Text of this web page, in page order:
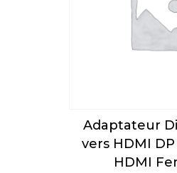
Adaptateur
vers HDMI
HDMI